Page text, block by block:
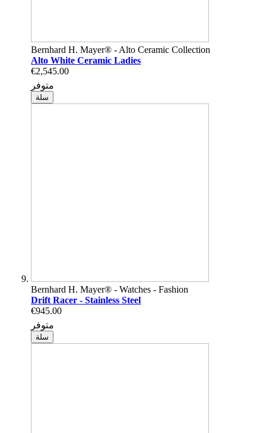
Bernhard H. Mayer® - Alto Ceramic Collection
Alto White Ceramic Ladies
€2,545.00
متوفر
سلة
Bernhard H. Mayer® - Watches - Fashion
Drift Racer - Stainless Steel
€945.00
متوفر
سلة